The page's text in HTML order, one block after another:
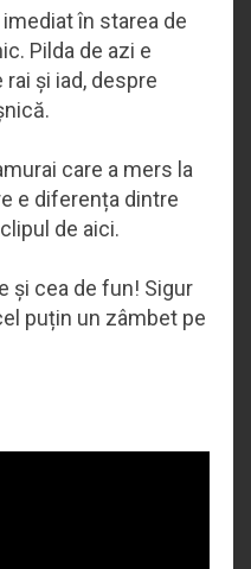
în starea de
Pilda de azi e
și iad, despre
care a mers la
e diferența dintre
de aici.
și cea de fun! Sigur
puțin un zâmbet pe